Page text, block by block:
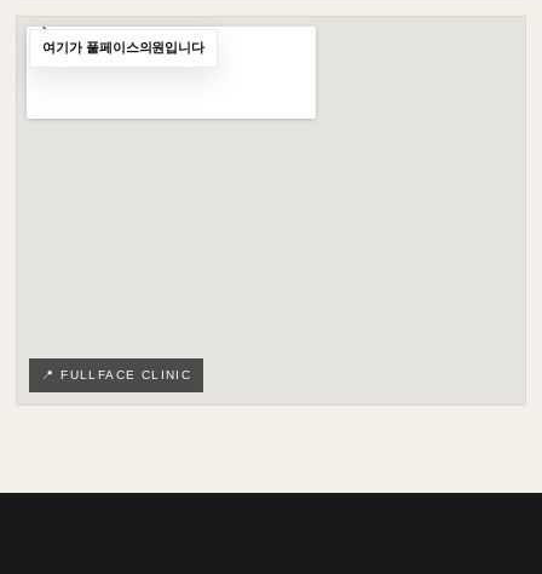
📍 FULLFACE CLINIC
여기가 풀페이스의원입니다